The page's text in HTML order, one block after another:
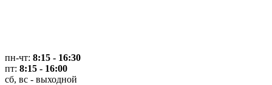
пн-чт: 8:15 - 16:30
пт: 8:15 - 16:00
сб, вс - выходной